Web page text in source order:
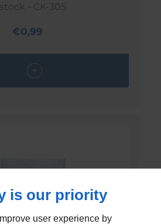
- CK-305
€0,99
is our priority
user experience by